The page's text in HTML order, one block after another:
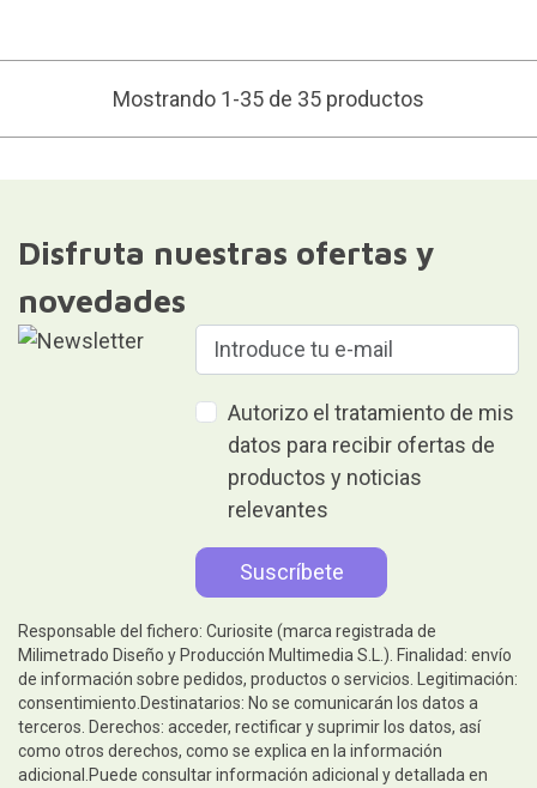
Mostrando 1-35 de 35 productos
Disfruta nuestras ofertas y
novedades
Autorizo el tratamiento de mis
datos para recibir ofertas de
productos y noticias
relevantes
Responsable del fichero: Curiosite (marca registrada de
Milimetrado Diseño y Producción Multimedia S.L.). Finalidad: envío
de información sobre pedidos, productos o servicios. Legitimación:
consentimiento.Destinatarios: No se comunicarán los datos a
terceros. Derechos: acceder, rectificar y suprimir los datos, así
como otros derechos, como se explica en la información
adicional.Puede consultar información adicional y detallada en